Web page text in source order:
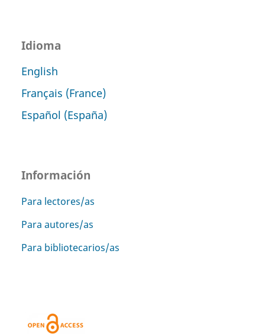
Idioma
English
Français (France)
Español (España)
Información
Para lectores/as
Para autores/as
Para bibliotecarios/as